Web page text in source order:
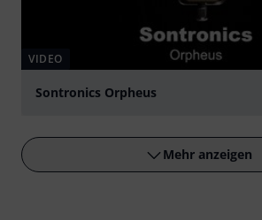
VIDEO
Sontronics Orpheus
Mehr anzeigen